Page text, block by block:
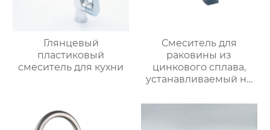
Глянцевый
пластиковый
смеситель для кухни
Смеситель для
раковины из
цинкового сплава,
устанавливаемый на